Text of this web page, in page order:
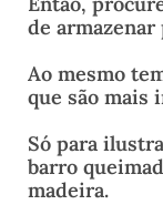
de
Ao mesmo
que são mais
Só para
barro
madeira.